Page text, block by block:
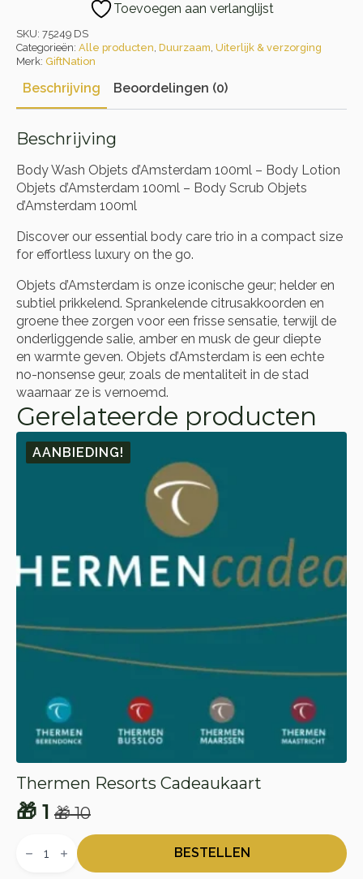
🎁 28.
🎁 1.
-
No.12
Objets
aantal
Toevoegen aan verlanglijst
SKU: 75249 DS
Categorieën: Alle producten, Duurzaam, Uiterlijk & verzorging
Merk: GiftNation
Beschrijving Beoordelingen (0)
Beschrijving
Body Wash Objets d’Amsterdam 100ml – Body Lotion
Objets d’Amsterdam 100ml – Body Scrub Objets
d’Amsterdam 100ml
Discover our essential body care trio in a compact size
for effortless luxury on the go.
Objets d’Amsterdam is onze iconische geur; helder en
subtiel prikkelend. Sprankelende citrusakkoorden en
groene thee zorgen voor een frisse sensatie, terwijl de
onderliggende salie, amber en musk de geur diepte
en warmte geven. Objets d’Amsterdam is een echte
no-nonsense geur, zoals de mentaliteit in de stad
waarnaar ze is vernoemd.
Gerelateerde producten
AANBIEDING!
Thermen Resorts Cadeaukaart
🎁10
Oorspronkelijke
prijs
🎁 1
Huidige
prijs
Resorts
Cadeaukaart
BESTELLEN